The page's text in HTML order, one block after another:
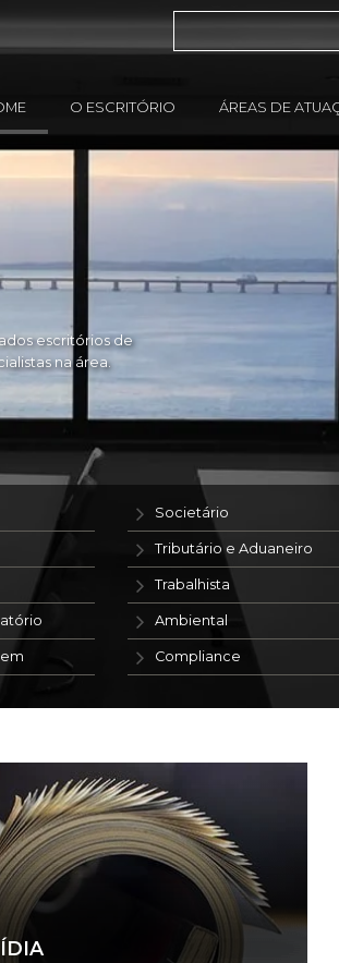
O ESCRITÓRIO ÁREAS DE
escritórios de
na área.
Societário
Tributário e Aduaneiro
Trabalhista
Ambiental
Compliance